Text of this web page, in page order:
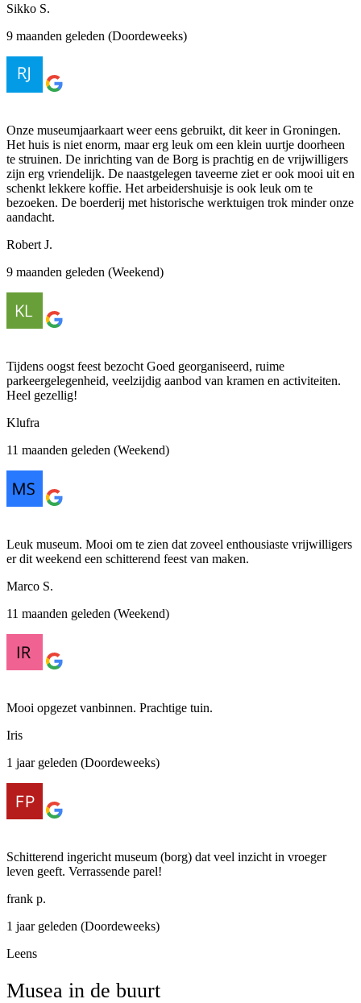
Sikko S.
9 maanden geleden (Doordeweeks)
Onze museumjaarkaart weer eens gebruikt, dit keer in Groningen.
Het huis is niet enorm, maar erg leuk om een klein uurtje doorheen
te struinen. De inrichting van de Borg is prachtig en de vrijwilligers
zijn erg vriendelijk. De naastgelegen taveerne ziet er ook mooi uit en
schenkt lekkere koffie. Het arbeidershuisje is ook leuk om te
bezoeken. De boerderij met historische werktuigen trok minder onze
aandacht.
Robert J.
9 maanden geleden (Weekend)
Tijdens oogst feest bezocht Goed georganiseerd, ruime
parkeergelegenheid, veelzijdig aanbod van kramen en activiteiten.
Heel gezellig!
Klufra
11 maanden geleden (Weekend)
Leuk museum. Mooi om te zien dat zoveel enthousiaste vrijwilligers
er dit weekend een schitterend feest van maken.
Marco S.
11 maanden geleden (Weekend)
Mooi opgezet vanbinnen. Prachtige tuin.
Iris
1 jaar geleden (Doordeweeks)
Schitterend ingericht museum (borg) dat veel inzicht in vroeger
leven geeft. Verrassende parel!
frank p.
1 jaar geleden (Doordeweeks)
Leens
Musea in de buurt